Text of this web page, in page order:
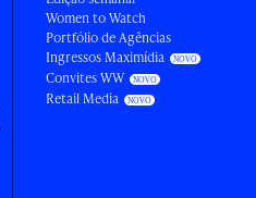
Women to Watch
Portfólio de Agências
Ingressos Maximídia
Convites WW
Retail Media